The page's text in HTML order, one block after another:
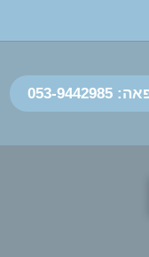
9442985